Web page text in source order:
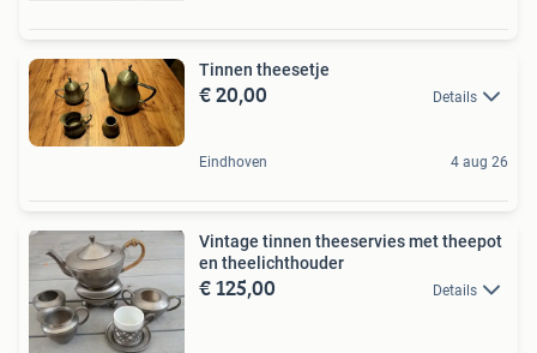
Tinnen theesetje
€ 20,00 Details
Eindhoven 4 aug 26
Vintage tinnen theeservies met theepot
en theelichthouder
€ 125,00 Details